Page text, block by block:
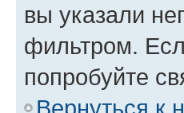
вы указали
фильтром.
попробуйте
Вернуться к